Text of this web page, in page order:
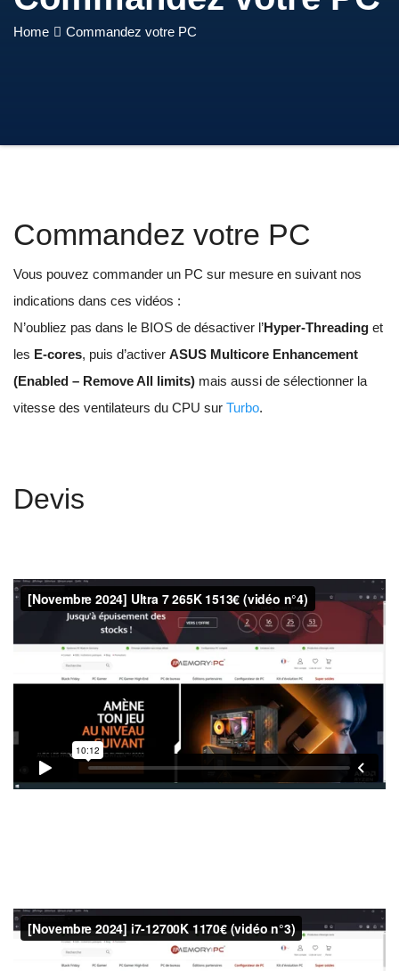
Home Commandez votre PC
Commandez votre PC
Vous pouvez commander un PC sur mesure en suivant nos
indications dans ces vidéos :
N’oubliez pas dans le BIOS de désactiver l’Hyper-Threading et
les E-cores, puis d’activer ASUS Multicore Enhancement
(Enabled – Remove All limits) mais aussi de sélectionner la
vitesse des ventilateurs du CPU sur Turbo.
Devis